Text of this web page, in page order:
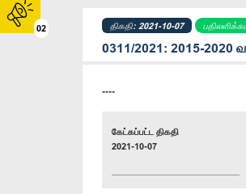
02 திகதி: 2021-10-07
0311/2021: 2015-2020
----
கேட்கப்பட்ட திகதி
2021-10-07